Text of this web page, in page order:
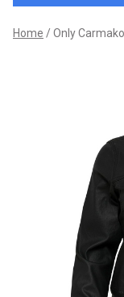
LIFE
Klean
Home Only